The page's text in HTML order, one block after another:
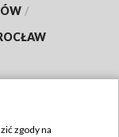
/
zgody na